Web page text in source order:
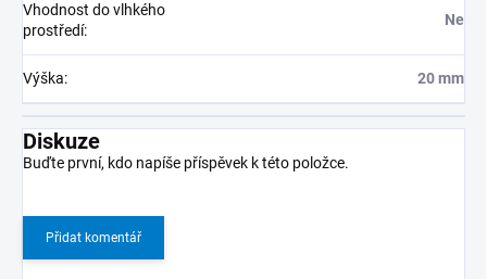
Vhodnost do vlhkého
prostředí:
Ne
Výška: 20 mm
Diskuze
Buďte první, kdo napíše příspěvek k této položce.
Přidat komentář